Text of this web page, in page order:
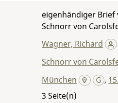
eigenhändiger Brief
Schnorr von
Wagner, Richard
Schnorr von
München ,
3